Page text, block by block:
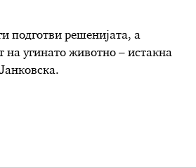
подготви решенијата, а
на угинато животно – истакна